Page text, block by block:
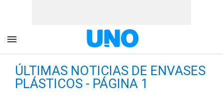
ÚLTIMAS NOTICIAS DE ENVASES
PLÁSTICOS - PÁGINA 1